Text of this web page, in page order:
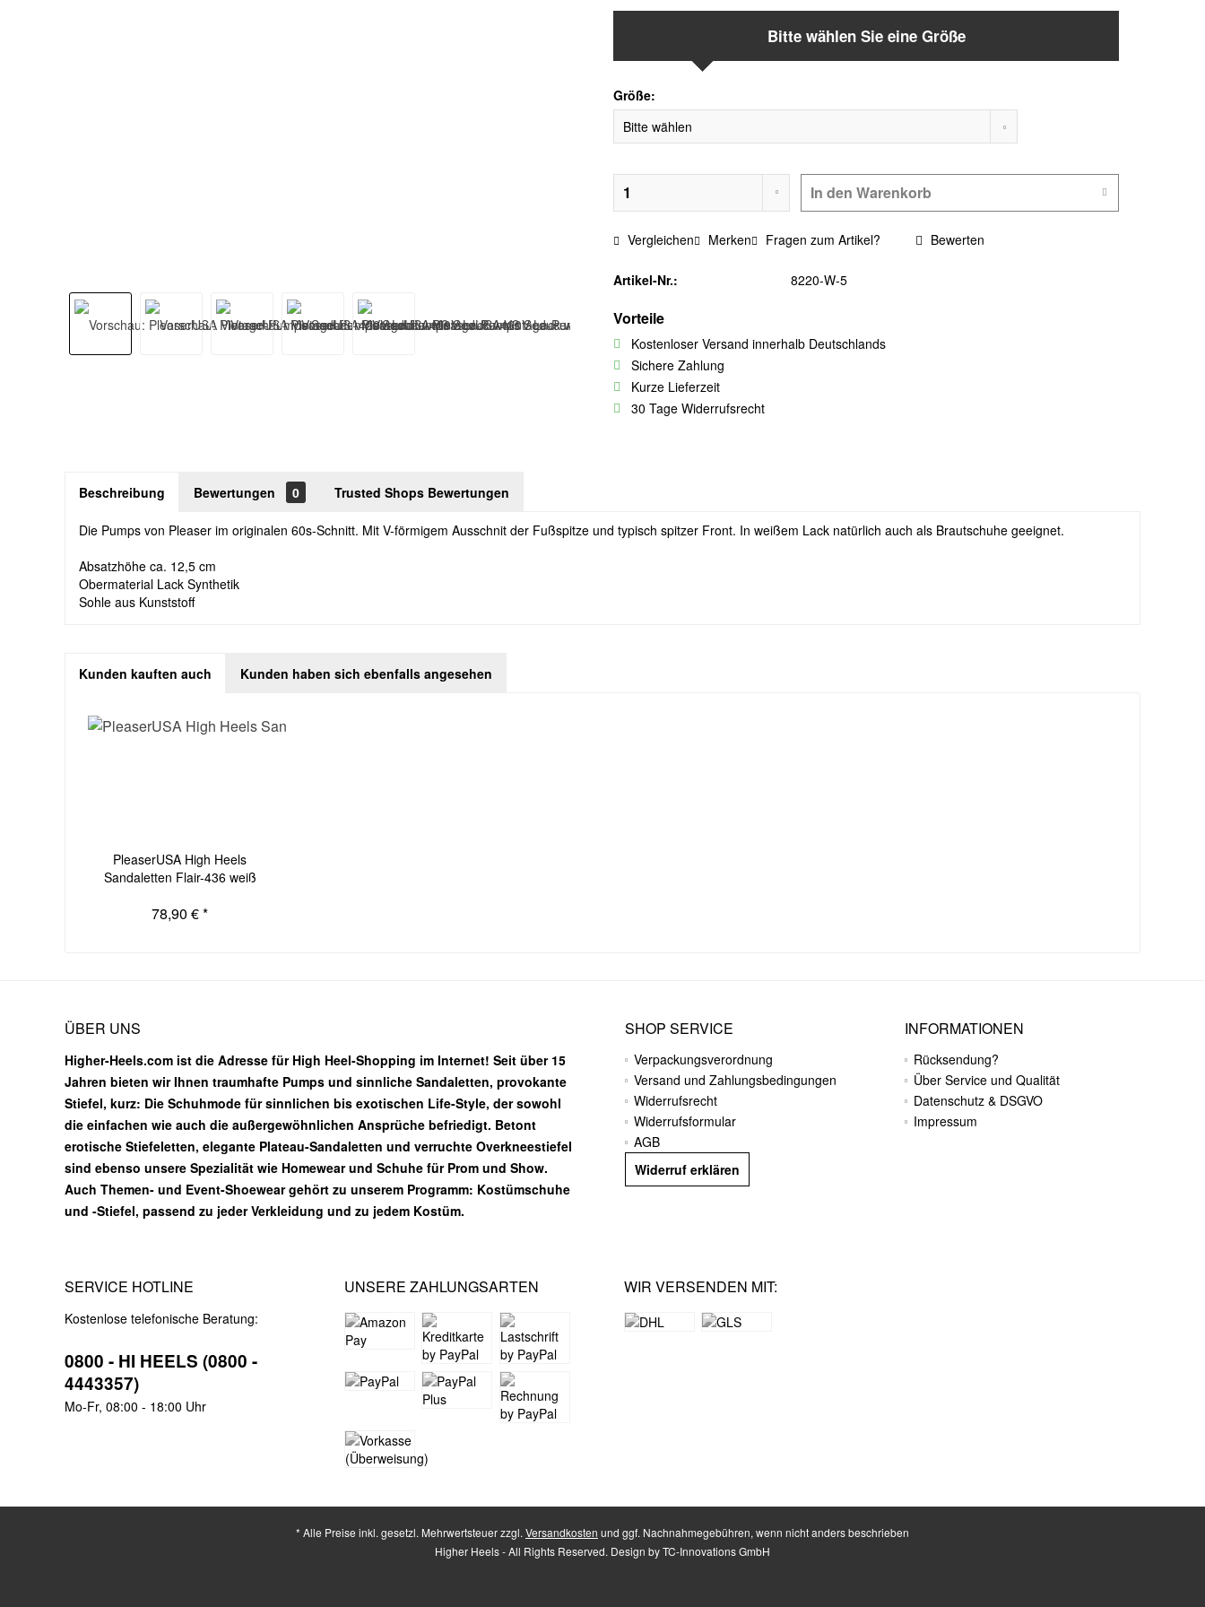
Bitte wählen Sie eine Größe
Größe:
In den Warenkorb
Vergleichen Merken Fragen zum Artikel? Bewerten
Artikel-Nr.: 8220-W-5
Vorteile
Kostenloser Versand innerhalb Deutschlands
Sichere Zahlung
Kurze Lieferzeit
30 Tage Widerrufsrecht
Beschreibung Bewertungen 0 Trusted Shops Bewertungen
Die Pumps von Pleaser im originalen 60s-Schnitt. Mit V-förmigem Ausschnit der Fußspitze und typisch spitzer Front. In weißem Lack natürlich auch als Brautschuhe geeignet.
Absatzhöhe ca. 12,5 cm
Obermaterial Lack Synthetik
Sohle aus Kunststoff
Kunden kauften auch Kunden haben sich ebenfalls angesehen
PleaserUSA High Heels
Sandaletten Flair-436 weiß
78,90 € *
ÜBER UNS
Higher-Heels.com ist die Adresse für High Heel-Shopping im Internet! Seit über 15
Jahren bieten wir Ihnen traumhafte Pumps und sinnliche Sandaletten, provokante
Stiefel, kurz: Die Schuhmode für sinnlichen bis exotischen Life-Style, der sowohl
die einfachen wie auch die außergewöhnlichen Ansprüche befriedigt. Betont
erotische Stiefeletten, elegante Plateau-Sandaletten und verruchte Overkneestiefel
sind ebenso unsere Spezialität wie Homewear und Schuhe für Prom und Show.
Auch Themen- und Event-Shoewear gehört zu unserem Programm: Kostümschuhe
und -Stiefel, passend zu jeder Verkleidung und zu jedem Kostüm.
SHOP SERVICE
Verpackungsverordnung
Versand und Zahlungsbedingungen
Widerrufsrecht
Widerrufsformular
AGB
Widerruf erklären
INFORMATIONEN
Rücksendung?
Über Service und Qualität
Datenschutz & DSGVO
Impressum
SERVICE HOTLINE
Kostenlose telefonische Beratung:
0800 - HI HEELS (0800 -
4443357)
Mo-Fr, 08:00 - 18:00 Uhr
UNSERE ZAHLUNGSARTEN WIR VERSENDEN MIT:
* Alle Preise inkl. gesetzl. Mehrwertsteuer zzgl. Versandkosten und ggf. Nachnahmegebühren, wenn nicht anders beschrieben
Higher Heels - All Rights Reserved. Design byTC-Innovations GmbH